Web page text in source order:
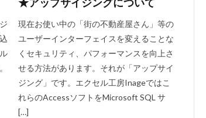
現在お使い中の「街の不動産屋さん」等の
ユーザーインターフェイスを変えることな
くセキュリティ、パフォーマンスを向上さ
せる方法があります。それが「アップサイ
ジング」です。エクセル工房Inageではこ
れらのAccessソフトをMicrosoft SQL サ
[…]
神は存在するか？
移動
賃貸物件管理システム
支店名一覧 開けない
非表示
貸管理ソフト
住所検索
仕入在庫管理
会計帳簿
会費徴収